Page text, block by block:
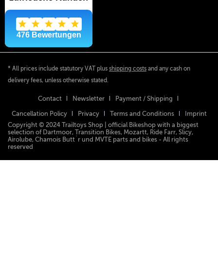
* All prices include statutory VAT plus shipping costs and any cash on
delivery fees, unless otherwise stated.
Contact Newsletter Payment / Shipping
Cancellation Policy Privacy Terms and Conditions
Imprint
Copyright © 2024 Trailtoys Shop | official Bikeshop with a biggest
selection of Dartmoor, Transition Bikes, Mozartt, Ride Farr, Slicy,
Airolube, Chamois Butt´r und MVTE parts and bikes - All rights
reserved